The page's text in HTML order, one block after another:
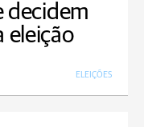
decidem
eleição
ELEIÇÕES